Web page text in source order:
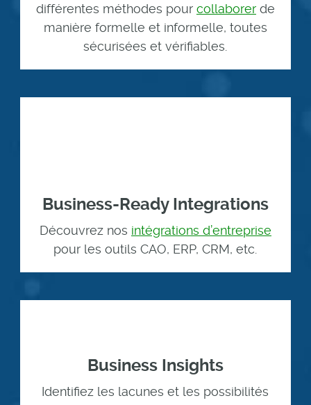
différentes méthodes pour collaborerde
manière formelle et informelle, toutes
sécurisées et vérifiables.
Business-Ready Integrations
Découvrez nos intégrations d’entreprise
pour les outils CAO, ERP, CRM, etc.
Business Insights
Identifiez les lacunes et les possibilités